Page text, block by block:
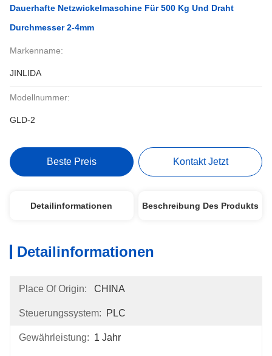
Dauerhafte Netzwickelmaschine Für 500 Kg Und Draht
Durchmesser 2-4mm
Markenname:
JINLIDA
Modellnummer:
GLD-2
Beste Preis Kontakt Jetzt
Detailinformationen Beschreibung Des Produkts
Detailinformationen
Place Of Origin: CHINA
Steuerungssystem: PLC
Gewährleistung: 1 Jahr